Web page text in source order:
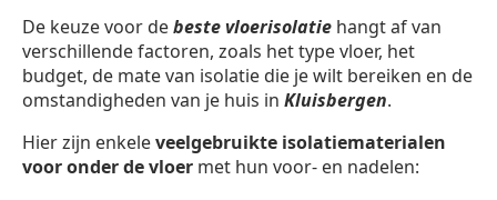
De keuze voor debeste vloerisolatie hangt af van
verschillende factoren, zoals het type vloer, het
budget, de mate van isolatie die je wilt bereiken en de
omstandigheden van je huis in Kluisbergen.
Hier zijn enkeleveelgebruikte isolatiematerialen
voor onder de vloer met hun voor- en nadelen: